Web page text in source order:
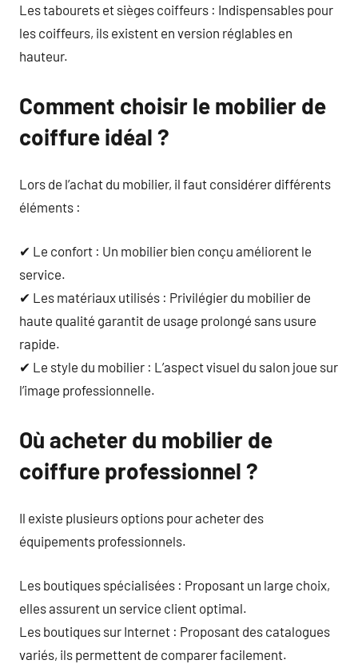
Les tabourets et sièges coiffeurs : Indispensables pour
les coiffeurs, ils existent en version réglables en
hauteur.
Comment choisir le mobilier de
coiffure idéal ?
Lors de l’achat du mobilier, il faut considérer différents
éléments :
✔ Le confort : Un mobilier bien conçu améliorent le
service.
✔ Les matériaux utilisés : Privilégier du mobilier de
haute qualité garantit de usage prolongé sans usure
rapide.
✔ Le style du mobilier : L’aspect visuel du salon joue sur
l’image professionnelle.
Où acheter du mobilier de
coiffure professionnel ?
Il existe plusieurs options pour acheter des
équipements professionnels.
Les boutiques spécialisées : Proposant un large choix,
elles assurent un service client optimal.
Les boutiques sur Internet : Proposant des catalogues
variés, ils permettent de comparer facilement.